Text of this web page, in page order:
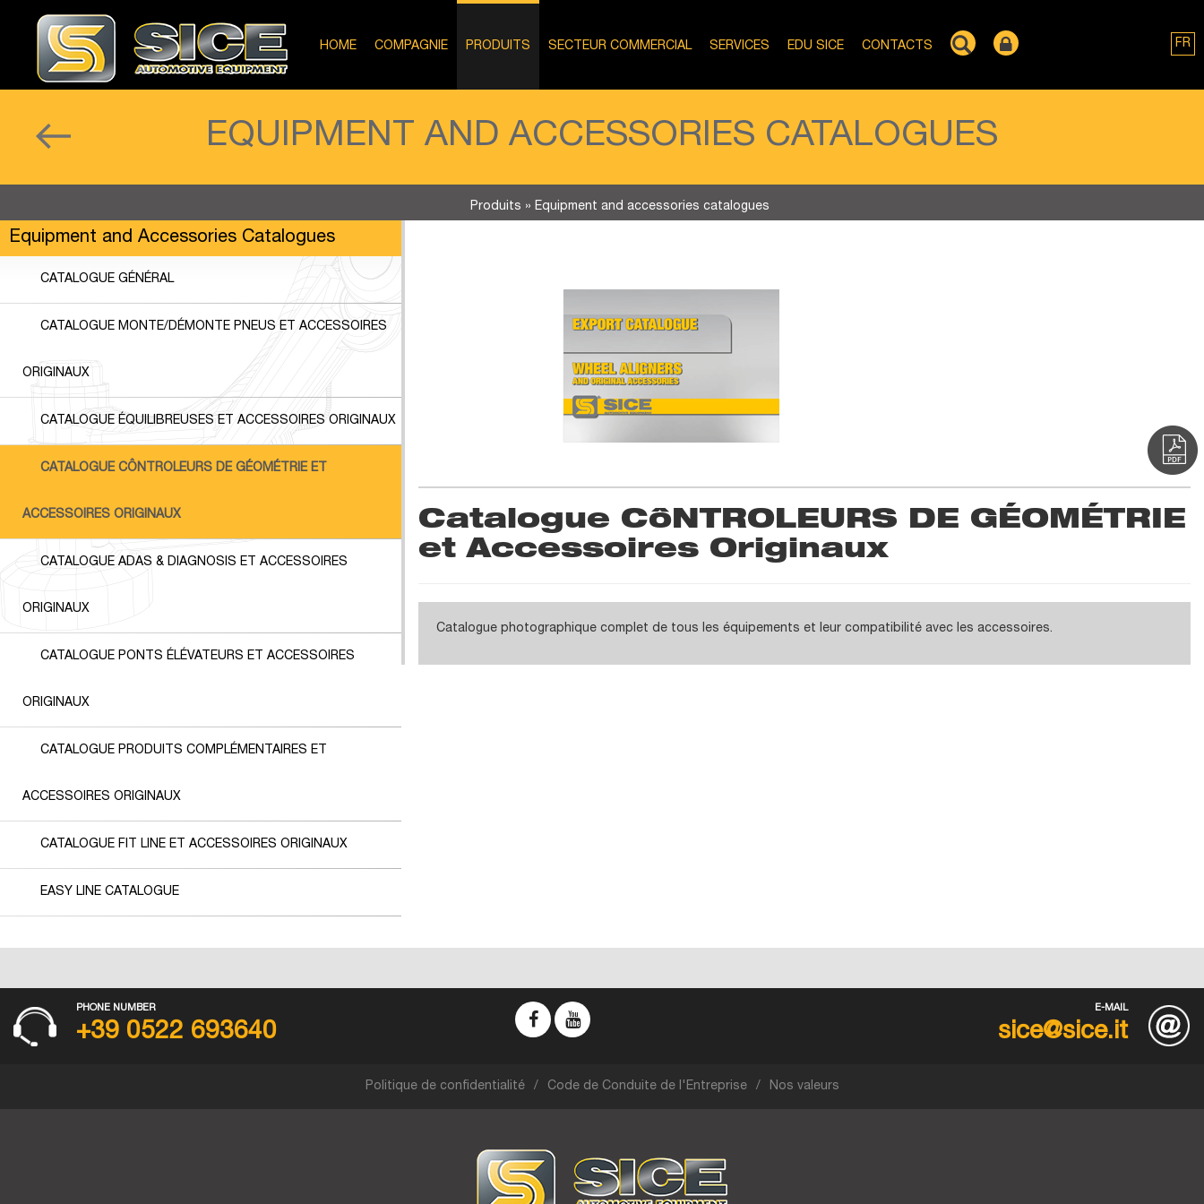
FR
HOME COMPAGNIE PRODUITS SECTEUR COMMERCIAL SERVICES EDU SICE CONTACTS
EQUIPMENT AND ACCESSORIES CATALOGUES
Produits » Equipment and accessories catalogues
Equipment and Accessories Catalogues
CATALOGUE GÉNÉRAL
CATALOGUE MONTE/DÉMONTE PNEUS ET ACCESSOIRES
ORIGINAUX
CATALOGUE ÉQUILIBREUSES ET ACCESSOIRES ORIGINAUX
CATALOGUE CÔNTROLEURS DE GÉOMÉTRIE ET
ACCESSOIRES ORIGINAUX
CATALOGUE ADAS & DIAGNOSIS ET ACCESSOIRES
ORIGINAUX
CATALOGUE PONTS ÉLÉVATEURS ET ACCESSOIRES
ORIGINAUX
CATALOGUE PRODUITS COMPLÉMENTAIRES ET
ACCESSOIRES ORIGINAUX
CATALOGUE FIT LINE ET ACCESSOIRES ORIGINAUX
EASY LINE CATALOGUE
Catalogue CôNTROLEURS DE GÉOMÉTRIE
et Accessoires Originaux
Catalogue photographique complet de tous les équipements et leur compatibilité avec les accessoires.
PHONE NUMBER
+39 0522 693640
E-MAIL
sice@sice.it
Politique de confidentialité Code de Conduite de l'Entreprise Nos valeurs